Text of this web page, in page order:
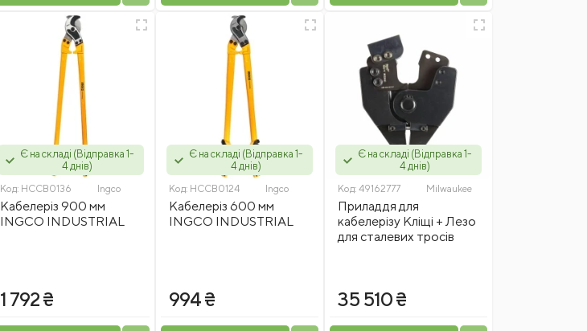
Є на складі (Відправка 1-
4 днів)
Код: HCCB0136 Ingco
Кабелеріз 900 мм
INGCO INDUSTRIAL
1 792 ₴
Є на складі (Відправка 1-
4 днів)
Код: HCCB0124 Ingco
Кабелеріз 600 мм
INGCO INDUSTRIAL
994 ₴
Є на складі (Відправка 1-
4 днів)
Код: 49162777 Milwaukee
Приладдя для
кабелерізу Кліщі + Лезо
для сталевих тросів
35 510 ₴